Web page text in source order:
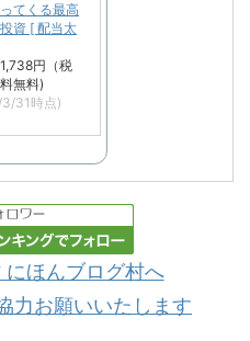
てくる最高
資 [ 配当太
円（税
無料)
31時点)
力お願いいたします